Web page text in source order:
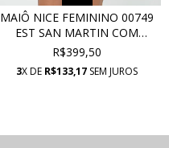
MAIÔ NICE FEMININO 00749
EST SAN MARTIN COM
PROTEÇÃO UV
R$399,50
3X DE R$133,17 SEM JUROS